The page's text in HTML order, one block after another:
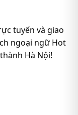
tuyến và giao
ngoại ngữ Hot
Hà Nội!